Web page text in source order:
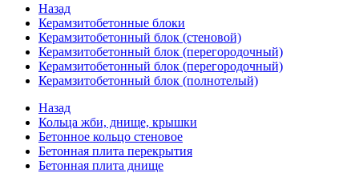
Назад
Керамзитобетонные блоки
Керамзитобетонный блок (стеновой)
Керамзитобетонный блок (перегородочный)
Керамзитобетонный блок (перегородочный)
Керамзитобетонный блок (полнотелый)
Назад
Кольца жби, днище, крышки
Бетонное кольцо стеновое
Бетонная плита перекрытия
Бетонная плита днище